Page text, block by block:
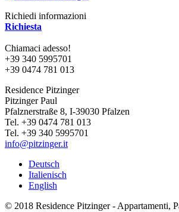
Richiedi informazioni
Richiesta
Chiamaci adesso!
+39 340 5995701
+39 0474 781 013
Residence Pitzinger
Pitzinger Paul
Pfalznerstraße 8, I-39030 Pfalzen
Tel. +39 0474 781 013
Tel. +39 340 5995701
info@pitzinger.it
Deutsch
Italienisch
English
© 2018 Residence Pitzinger - Appartamenti,